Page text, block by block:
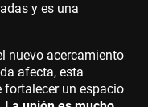
y es una
nuevo acercamiento
afecta, esta
un espacio